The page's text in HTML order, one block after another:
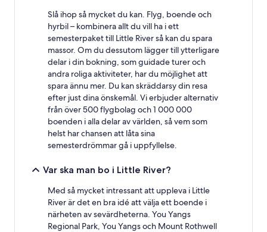
Slå ihop så mycket du kan. Flyg, boende och
hyrbil – kombinera allt du vill ha i ett
semesterpaket till Little River så kan du spara
massor. Om du dessutom lägger till ytterligare
delar i din bokning, som guidade turer och
andra roliga aktiviteter, har du möjlighet att
spara ännu mer. Du kan skräddarsy din resa
efter just dina önskemål. Vi erbjuder alternativ
från över 500 flygbolag och 1 000 000
boenden i alla delar av världen, så vem som
helst har chansen att låta sina
semesterdrömmar gå i uppfyllelse.
Var ska man bo i Little River?
Med så mycket intressant att uppleva i Little
River är det en bra idé att välja ett boende i
närheten av sevärdheterna. You Yangs
Regional Park, You Yangs och Mount Rothwell